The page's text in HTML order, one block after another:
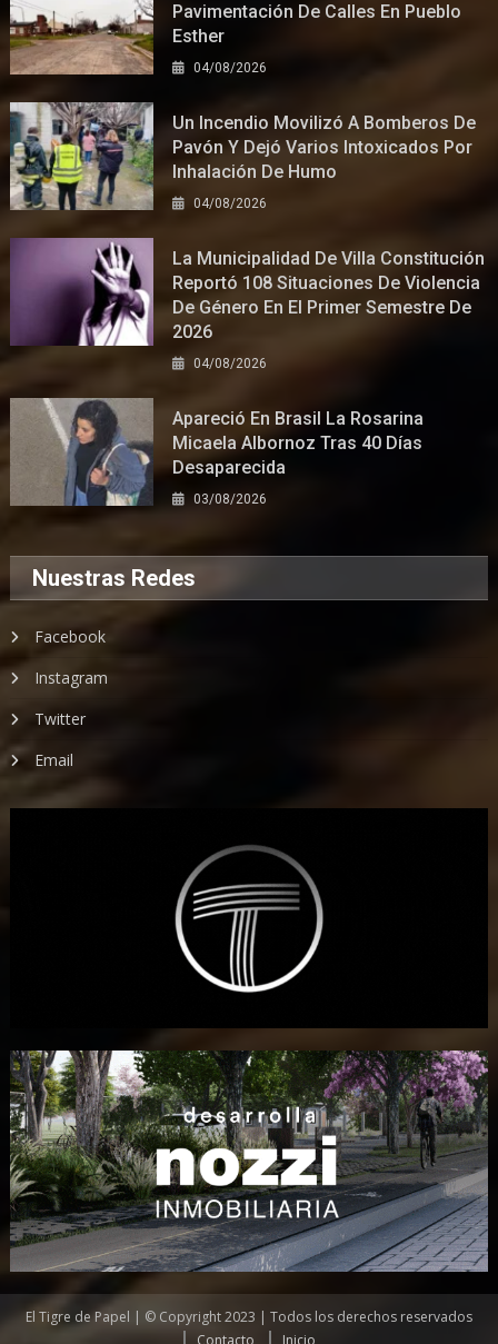
Pavimentación De Calles En Pueblo
Esther
04/08/2026
Un Incendio Movilizó A Bomberos De
Pavón Y Dejó Varios Intoxicados Por
Inhalación De Humo
04/08/2026
La Municipalidad De Villa Constitución
Reportó 108 Situaciones De Violencia
De Género En El Primer Semestre De
2026
04/08/2026
Apareció En Brasil La Rosarina
Micaela Albornoz Tras 40 Días
Desaparecida
03/08/2026
Nuestras Redes
Facebook
Instagram
Twitter
Email
El Tigre de Papel | © Copyright 2023 | Todos los derechos reservados
Contacto
Inicio